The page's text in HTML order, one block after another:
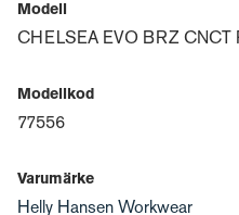
Modell
CHELSEA EVO BRZ CNCT
Modellkod
77556
Varumärke
Helly Hansen Workwear